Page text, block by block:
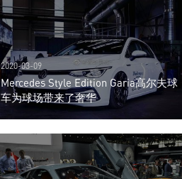
2020-03-09
Mercedes Style Edition Garia高尔夫球
车为球场带来了奢华